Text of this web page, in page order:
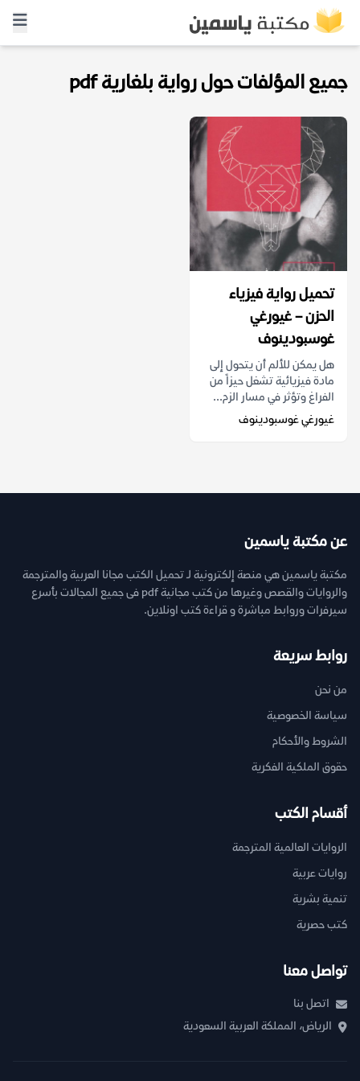
جميع المؤلفات حول رواية بلغارية pdf
تحميل رواية فيزياء
الحزن – غيورغي
غوسبودينوف
هل يمكن للألم أن يتحول إلى
مادة فيزيائية تشغل حيزاً من
الفراغ وتؤثر في مسار الزم...
غيورغي غوسبودينوف
عن مكتبة ياسمين
مكتبة ياسمين هي منصة إلكترونية لـ تحميل الكتب مجانا العربية والمترجمة
والروايات والقصص وغيرها من كتب مجانية pdf فى جميع المجالات بأسرع
سيرفرات وروابط مباشرة و قراءة كتب اونلاين.
روابط سريعة
من نحن
سياسة الخصوصية
الشروط والأحكام
حقوق الملكية الفكرية
أقسام الكتب
الروايات العالمية المترجمة
روايات عربية
تنمية بشرية
كتب حصرية
تواصل معنا
اتصل بنا
الرياض، المملكة العربية السعودية